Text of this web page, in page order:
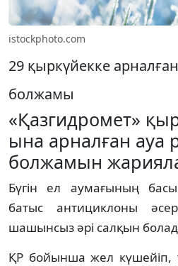
istockphoto.com
29 қыркүйекке
болжамы
«Қазгидромет»
ына арналған ауа
болжамын
Бүгін ел аумағының
батыс антициклоны
шашынсыз әрі салқын
ҚР бойынша жел күшейіп,